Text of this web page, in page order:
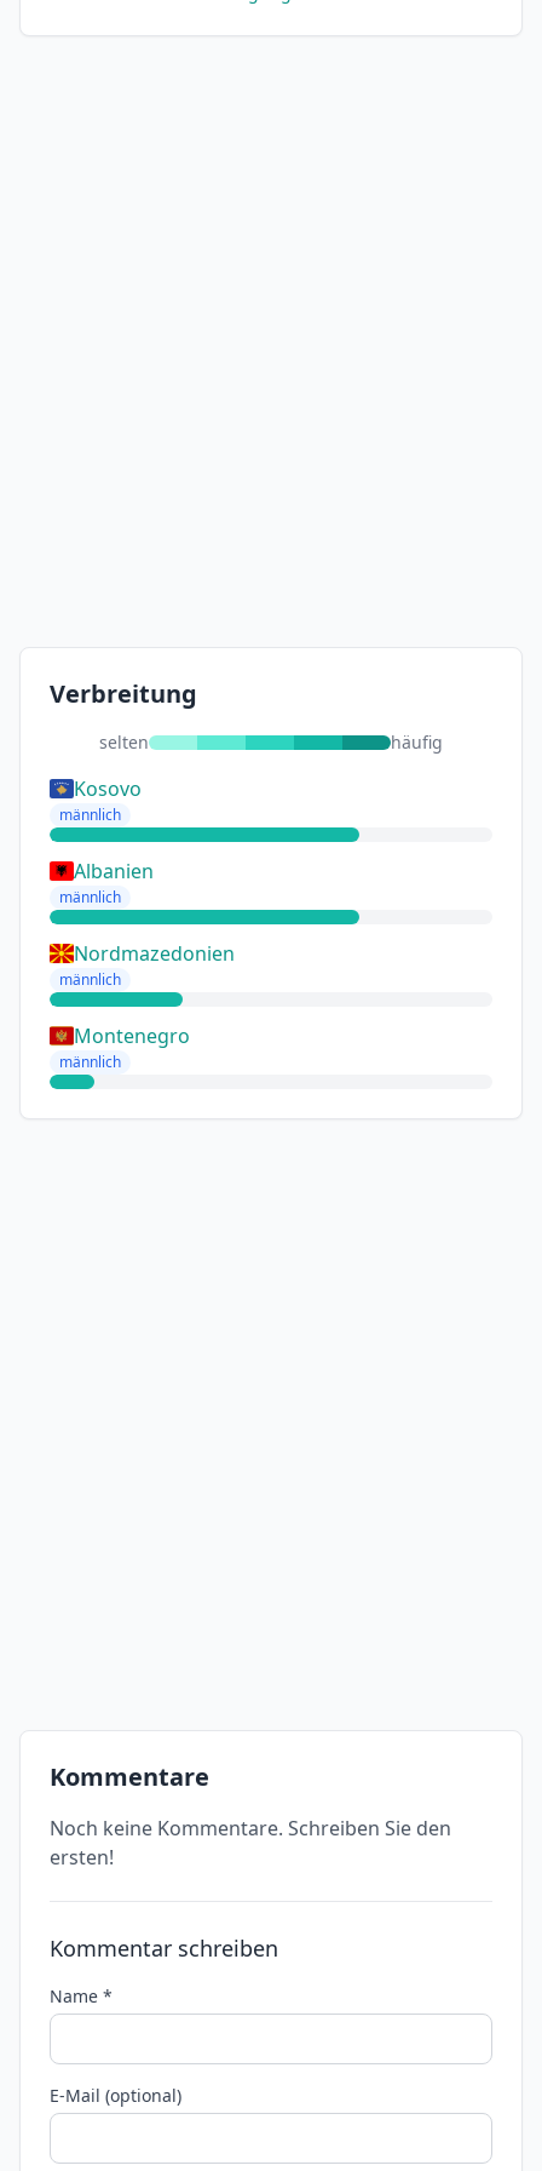
Verbreitung
selten häufig
Kosovo
männlich
Albanien
männlich
Nordmazedonien
männlich
Montenegro
männlich
Kommentare
Noch keine Kommentare. Schreiben Sie den
ersten!
Kommentar schreiben
Name *
E-Mail (optional)